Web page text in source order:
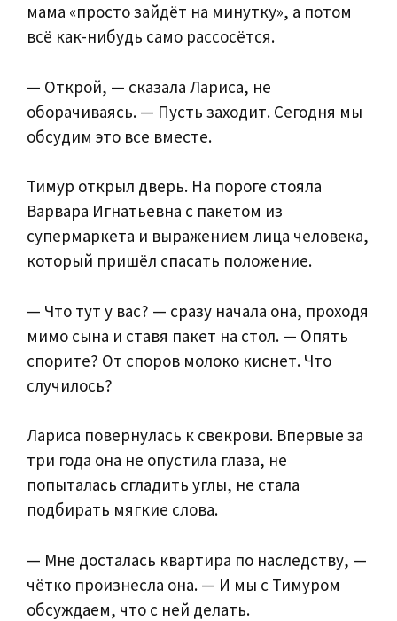
мама «просто зайдёт на минутку», а потом
всё как-нибудь само рассосётся.
— Открой, — сказала Лариса, не
оборачиваясь. — Пусть заходит. Сегодня мы
обсудим это все вместе.
Тимур открыл дверь. На пороге стояла
Варвара Игнатьевна с пакетом из
супермаркета и выражением лица человека,
который пришёл спасать положение.
— Что тут у вас? — сразу начала она, проходя
мимо сына и ставя пакет на стол. — Опять
спорите? От споров молоко киснет. Что
случилось?
Лариса повернулась к свекрови. Впервые за
три года она не опустила глаза, не
попыталась сгладить углы, не стала
подбирать мягкие слова.
— Мне досталась квартира по наследству, —
чётко произнесла она. — И мы с Тимуром
обсуждаем, что с ней делать.